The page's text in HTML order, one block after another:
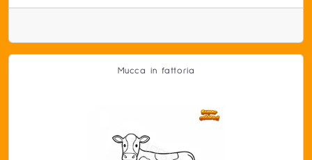
Mucca in fattoria